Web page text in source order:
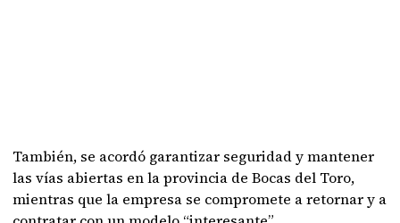
También, se acordó garantizar seguridad y mantener
las vías abiertas en la provincia de Bocas del Toro,
mientras que la empresa se compromete a retornar y a